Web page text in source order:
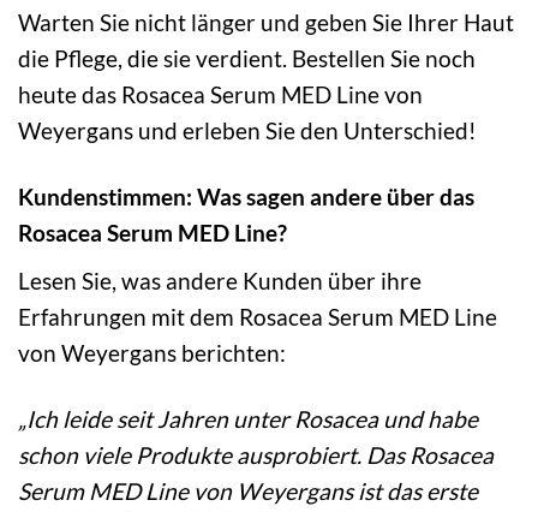
Warten Sie nicht länger und geben Sie Ihrer Haut
die Pflege, die sie verdient. Bestellen Sie noch
heute das Rosacea Serum MED Line von
Weyergans und erleben Sie den Unterschied!
Kundenstimmen: Was sagen andere über das
Rosacea Serum MED Line?
Lesen Sie, was andere Kunden über ihre
Erfahrungen mit dem Rosacea Serum MED Line
von Weyergans berichten:
„Ich leide seit Jahren unter Rosacea und habe
schon viele Produkte ausprobiert. Das Rosacea
Serum MED Line von Weyergans ist das erste